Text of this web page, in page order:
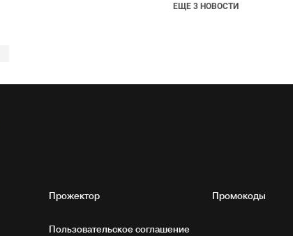
ЕЩЕ 3 НОВОСТИ
Прожектор
Пользовательское соглашение
Промокоды